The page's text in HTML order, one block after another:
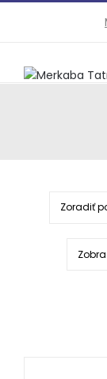
Zoradiť